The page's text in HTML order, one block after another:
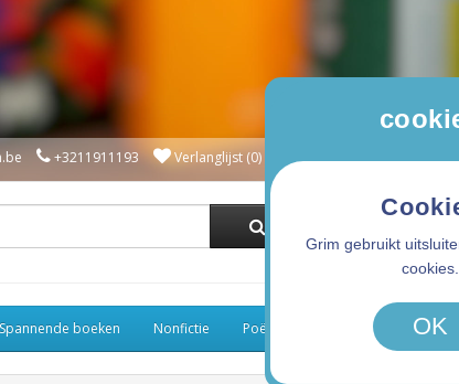
+3211911193 Verlanglijst (0) Winkelwagen
Spannende boeken Nonfictie Poëzie Kinderboeken
Grim gebruikt
cookies.
OK